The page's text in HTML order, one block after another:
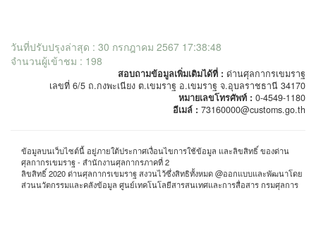
วันที่ปรับปรุงล่าสุด : 30 กรกฎาคม 2567 17:38:48
จำนวนผู้เข้าชม : 198
สอบถามข้อมูลเพิ่มเติมได้ที่ : ด่านศุลกากรเขมราฐ
เลขที่ 6/5 ถ.กงพะเนียง ต.เขมราฐ อ.เขมราฐ จ.อุบลราชธานี 34170
หมายเลขโทรศัพท์ : 0-4549-1180
อีเมล์ : 73160000@customs.go.th
ข้อมูลบนเว็บไซต์นี้ อยู่ภายใต้ประกาศเงื่อนไขการใช้ข้อมูล และลิขสิทธิ์ ของด่าน
ศุลกากรเขมราฐ - สำนักงานศุลกากรภาคที่ 2
ลิขสิทธิ์ 2020 ด่านศุลกากรเขมราฐ สงวนไว้ซึ่งสิทธิทั้งหมด @ออกแบบและพัฒนาโดย
ส่วนนวัตกรรมและคลังข้อมูล ศูนย์เทคโนโลยีสารสนเทศและการสื่อสาร กรมศุลการ